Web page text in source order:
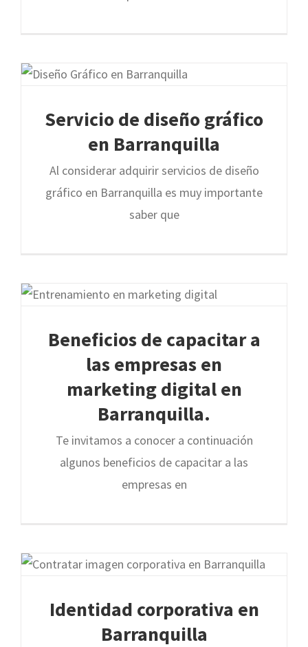
Servicio de diseño gráfico
en Barranquilla
Al considerar adquirir servicios de diseño
gráfico en Barranquilla es muy importante
saber que
Beneficios de capacitar a
las empresas en
marketing digital en
Barranquilla.
Te invitamos a conocer a continuación
algunos beneficios de capacitar a las
empresas en
Identidad corporativa en
Barranquilla